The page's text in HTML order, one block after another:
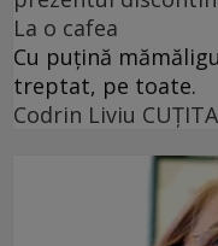
La o cafea
Cu puţină
treptat, pe toate.
Codrin Liviu